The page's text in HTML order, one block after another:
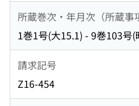
所蔵巻次・年月次（所蔵事
1巻1号(大15.1) - 9巻103号(
請求記号
Z16-454